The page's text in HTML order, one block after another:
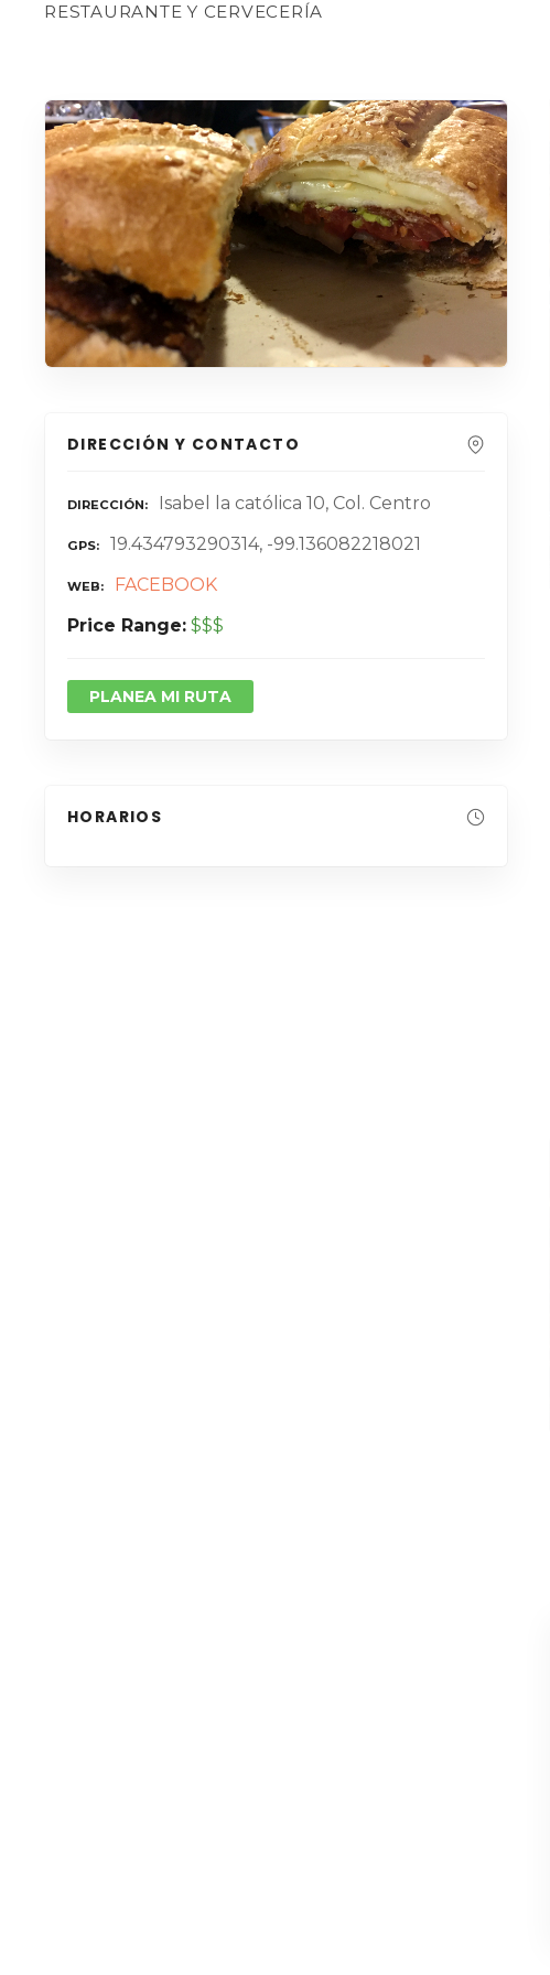
RESTAURANTE Y CERVECERÍA
DIRECCIÓN Y CONTACTO
DIRECCIÓN Isabel la católica 10, Col. Centro
GPS 19.434793290314, -99.136082218021
WEB
FACEBOOK
Price Range $$$
PLANEA MI RUTA
HORARIOS